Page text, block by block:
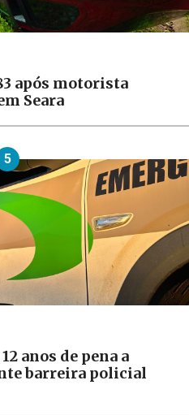
após motorista
Seara
5
anos de pena a
barreira policial